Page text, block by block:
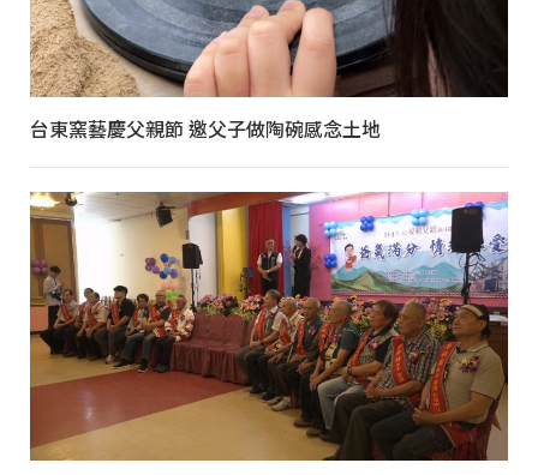
台東窯藝慶父親節 邀父子做陶碗感念土地